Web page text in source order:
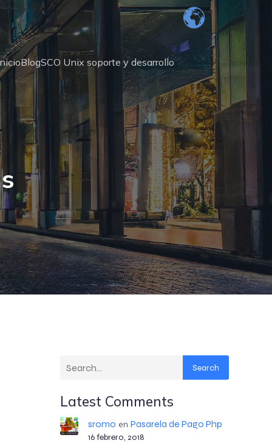
BlogSCO Unix soporte y desarrollo
Search
Latest Comments
sromo en Pasarela de Pago Php
16 febrero, 2018